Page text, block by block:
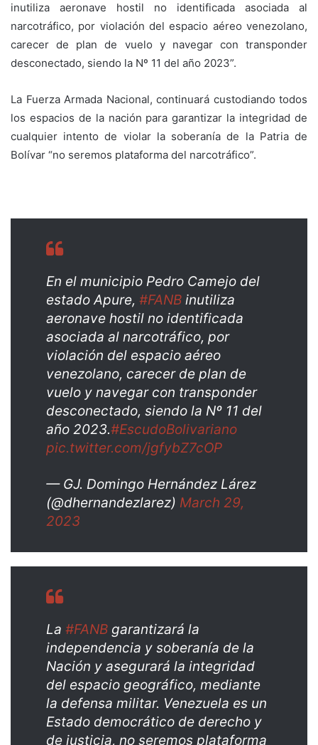
inutiliza aeronave hostil no identificada asociada al
narcotráfico, por violación del espacio aéreo venezolano,
carecer de plan de vuelo y navegar con transponder
desconectado, siendo la Nº 11 del año 2023”.
La Fuerza Armada Nacional, continuará custodiando todos
los espacios de la nación para garantizar la integridad de
cualquier intento de violar la soberanía de la Patria de
Bolívar “no seremos plataforma del narcotráfico”.
En el municipio Pedro Camejo del
estado Apure, #FANB inutiliza
aeronave hostil no identificada
asociada al narcotráfico, por
violación del espacio aéreo
venezolano, carecer de plan de
vuelo y navegar con transponder
desconectado, siendo la Nº 11 del
año 2023.#EscudoBolivariano
pic.twitter.com/jgfybZ7cOP
— GJ. Domingo Hernández Lárez
(@dhernandezlarez) March 29,
2023
La #FANB garantizará la
independencia y soberanía de la
Nación y asegurará la integridad
del espacio geográfico, mediante
la defensa militar. Venezuela es un
Estado democrático de derecho y
de justicia, no seremos plataforma